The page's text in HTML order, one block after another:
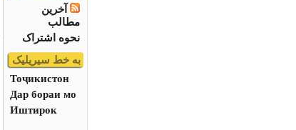
آخرین
مطالب
نحوه اشتراک
به خط سیریلیک
Тоҷикистон
Дар бораи мо
Иштирок